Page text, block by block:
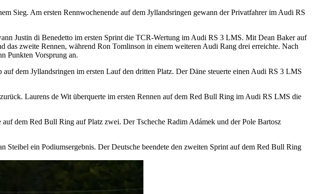
Sieg. Am ersten Rennwochenende auf dem Jyllandsringen gewann der Privatfahrer im Audi RS
Justin di Benedetto im ersten Sprint die TCR-Wertung im Audi RS 3 LMS. Mit Dean Baker auf
zweite Rennen, während Ron Tomlinson in einem weiteren Audi Rang drei erreichte. Nach
Punkten Vorsprung an.
dem Jyllandsringen im ersten Lauf den dritten Platz. Der Däne steuerte einen Audi RS 3 LMS
Laurens de Wit überquerte im ersten Rennen auf dem Red Bull Ring im Audi RS LMS die
dem Red Bull Ring auf Platz zwei. Der Tscheche Radim Adámek und der Pole Bartosz
Steibel ein Podiumsergebnis. Der Deutsche beendete den zweiten Sprint auf dem Red Bull Ring